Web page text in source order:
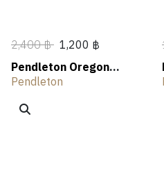
2,400 ฿ 1,200 ฿
Pendleton Oregon
Graphic Tee
Pendleton